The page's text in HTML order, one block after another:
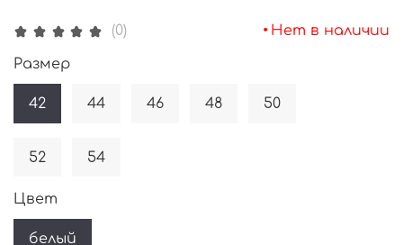
(0) • Нет в наличии
Размер
42 44 46 48 50
52 54
Цвет
белый